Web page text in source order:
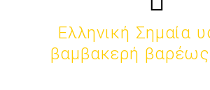
Ελληνική Σημαία
βαμβακερή